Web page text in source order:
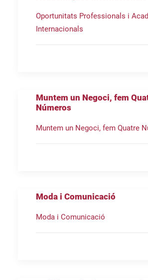
Oportunitats Professionals i
Internacionals
Muntem un Negoci, fem
Números
Muntem un Negoci, fem Quatre
Moda i Comunicació
Moda i Comunicació